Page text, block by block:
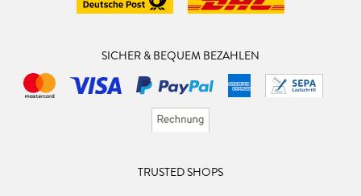
SICHER & BEQUEM BEZAHLEN
TRUSTED SHOPS